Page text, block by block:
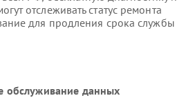
отслеживать статус ремонта
для продления срока службы
обслуживание данных